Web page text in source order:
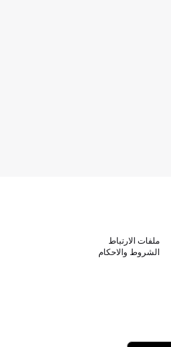
ملفات الارتباط
الشروط والاحكام